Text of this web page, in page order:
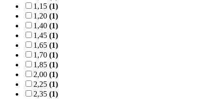
1,15 (1)
1,20 (1)
1,40 (1)
1,45 (1)
1,65 (1)
1,70 (1)
1,85 (1)
2,00 (1)
2,25 (1)
2,35 (1)